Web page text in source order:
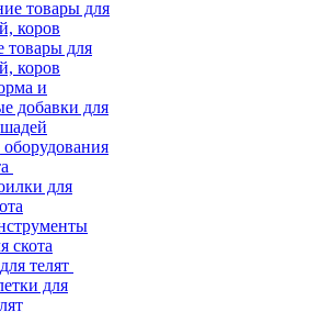
товары для
коров
и
добавки для
для
скота
телят
для